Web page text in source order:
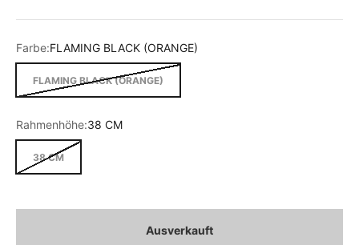
Farbe:FLAMING BLACK (ORANGE)
FLAMING BLACK (ORANGE)
Rahmenhöhe:38 CM
38 CM
Ausverkauft